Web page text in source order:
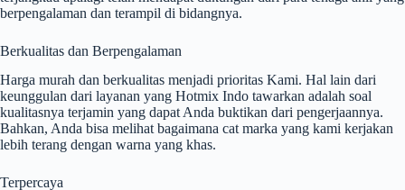
berpengalaman dan terampil di bidangnya.
Berkualitas dan Berpengalaman
Harga murah dan berkualitas menjadi prioritas Kami. Hal lain dari
keunggulan dari layanan yang Hotmix Indo tawarkan adalah soal
kualitasnya terjamin yang dapat Anda buktikan dari pengerjaannya.
Bahkan, Anda bisa melihat bagaimana cat marka yang kami kerjakan
lebih terang dengan warna yang khas.
Terpercaya